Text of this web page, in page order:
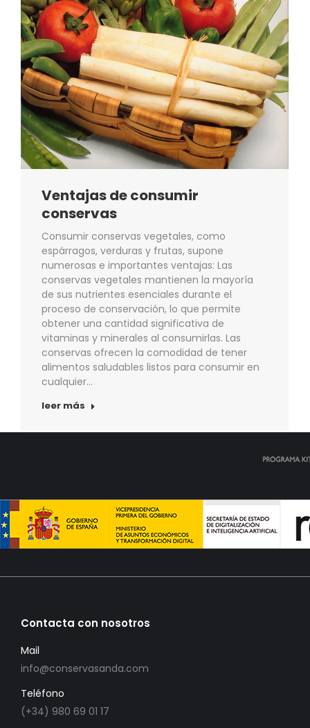
Ventajas de consumir
conservas
Consumir conservas vegetales, como
espárragos, verduras y frutas, supone
numerosas e importantes ventajas: Las
conservas vegetales mantienen la mayoría
de sus nutrientes esenciales durante el
proceso de conservación, lo que permite
obtener una cantidad significativa de
vitaminas y minerales al consumirlas. Las
conservas ofrecen la comodidad de tener
alimentos saludables listos para consumir en
cualquier…
leer más
Contacta con nosotros
Mail
info@conservasanda.com
Teléfono
(+34) 980 69 01 17